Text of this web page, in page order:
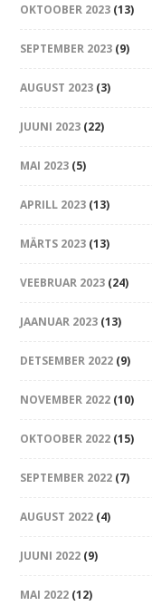
OKTOOBER 2023 (13)
SEPTEMBER 2023 (9)
AUGUST 2023 (3)
JUUNI 2023 (22)
MAI 2023 (5)
APRILL 2023 (13)
MÄRTS 2023 (13)
VEEBRUAR 2023 (24)
JAANUAR 2023 (13)
DETSEMBER 2022 (9)
NOVEMBER 2022 (10)
OKTOOBER 2022 (15)
SEPTEMBER 2022 (7)
AUGUST 2022 (4)
JUUNI 2022 (9)
MAI 2022 (12)